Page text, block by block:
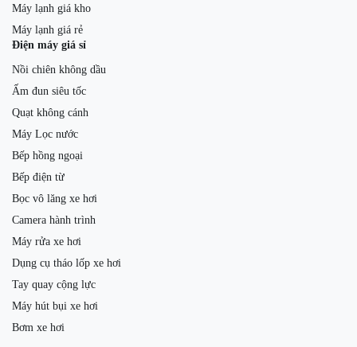
Máy lạnh giá kho
Máy lạnh giá rẻ
Điện máy giá sỉ
Nồi chiên không dầu
Ấm đun siêu tốc
Quạt không cánh
Máy Lọc nước
Bếp hồng ngoại
Bếp điện từ
Bọc vô lăng xe hơi
Camera hành trình
Máy rửa xe hơi
Dụng cụ tháo lốp xe hơi
Tay quay cộng lực
Máy hút bụi xe hơi
Bơm xe hơi